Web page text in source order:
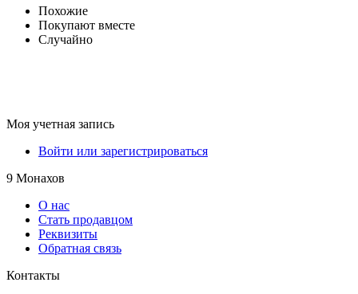
Похожие
Покупают вместе
Случайно
Моя учетная запись
Войти или зарегистрироваться
9 Монахов
О нас
Стать продавцом
Реквизиты
Обратная связь
Контакты